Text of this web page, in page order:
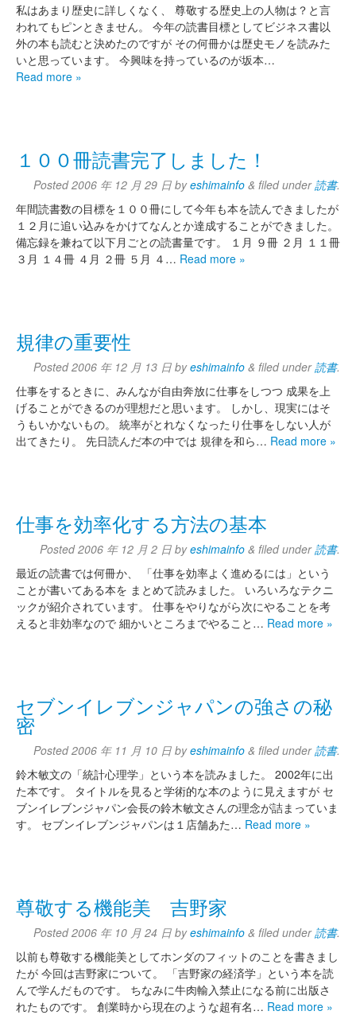
私はあまり歴史に詳しくなく、 尊敬する歴史上の人物は？と言
われてもピンときません。 今年の読書目標としてビジネス書以
外の本も読むと決めたのですが その何冊かは歴史モノを読みた
いと思っています。 今興味を持っているのが坂本…
Read more »
１００冊読書完了しました！
Posted2006 年 12 月 29 日 byeshimainfo & filed under読書.
年間読書数の目標を１００冊にして今年も本を読んできましたが
１２月に追い込みをかけてなんとか達成することができました。
備忘録を兼ねて以下月ごとの読書量です。 １月 ９冊 ２月 １１冊
３月 １４冊 ４月 ２冊 ５月 ４… Read more »
規律の重要性
Posted2006 年 12 月 13 日 byeshimainfo & filed under読書.
仕事をするときに、みんなが自由奔放に仕事をしつつ 成果を上
げることができるのが理想だと思います。 しかし、現実にはそ
うもいかないもの。 統率がとれなくなったり仕事をしない人が
出てきたり。 先日読んだ本の中では 規律を和ら… Read more »
仕事を効率化する方法の基本
Posted2006 年 12 月 2 日 byeshimainfo & filed under読書.
最近の読書では何冊か、 「仕事を効率よく進めるには」という
ことが書いてある本を まとめて読みました。 いろいろなテクニ
ックが紹介されています。 仕事をやりながら次にやることを考
えると非効率なので 細かいところまでやること… Read more »
セブンイレブンジャパンの強さの秘
密
Posted2006 年 11 月 10 日 byeshimainfo & filed under読書.
鈴木敏文の「統計心理学」という本を読みました。 2002年に出
た本です。 タイトルを見ると学術的な本のように見えますが セ
ブンイレブンジャパン会長の鈴木敏文さんの理念が詰まっていま
す。 セブンイレブンジャパンは１店舗あた… Read more »
尊敬する機能美 吉野家
Posted2006 年 10 月 24 日 byeshimainfo & filed under読書.
以前も尊敬する機能美としてホンダのフィットのことを書きまし
たが 今回は吉野家について。 「吉野家の経済学」という本を読
んで学んだものです。 ちなみに牛肉輸入禁止になる前に出版さ
れたものです。 創業時から現在のような超有名… Read more »